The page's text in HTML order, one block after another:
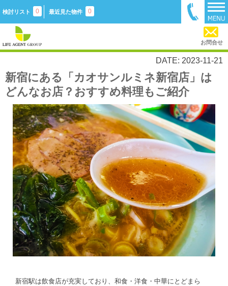
検討リスト 0 最近見た物件 0
お問合せ
DATE: 2023-11-21
新宿にある「カオサンルミネ新宿店」は
どんなお店？おすすめ料理もご紹介
新宿駅は飲食店が充実しており、和食・洋食・中華にとどまら